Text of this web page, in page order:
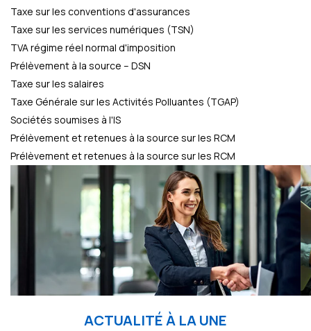
Taxe sur les conventions d'assurances
Taxe sur les services numériques (TSN)
TVA régime réel normal d'imposition
Prélèvement à la source – DSN
Taxe sur les salaires
Taxe Générale sur les Activités Polluantes (TGAP)
Sociétés soumises à l'IS
Prélèvement et retenues à la source sur les RCM
Prélèvement et retenues à la source sur les RCM
ACTUALITÉ À LA UNE